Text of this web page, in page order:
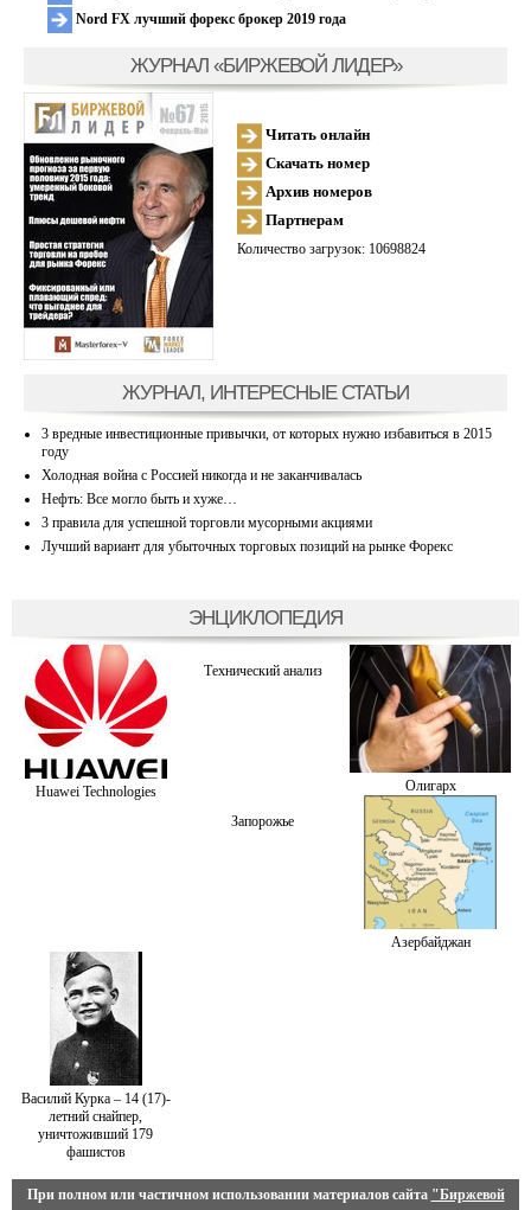
Nord FX лучший форекс брокер 2019 года
ЖУРНАЛ «БИРЖЕВОЙ ЛИДЕР»
Читать онлайн
Скачать номер
Архив номеров
Партнерам
Количество загрузок: 10698824
ЖУРНАЛ, ИНТЕРЕСНЫЕ СТАТЬИ
3 вредные инвестиционные привычки, от которых нужно избавиться в 2015
году
Холодная война с Россией никогда и не заканчивалась
Нефть: Все могло быть и хуже…
3 правила для успешной торговли мусорными акциями
Лучший вариант для убыточных торговых позиций на рынке Форекс
ЭНЦИКЛОПЕДИЯ
Huawei Technologies
Технический анализ
Олигарх
Запорожье
Азербайджан
Василий Курка – 14 (17)-
летний снайпер,
уничтоживший 179
фашистов
При полном или частичном использовании материалов сайта "Биржевой